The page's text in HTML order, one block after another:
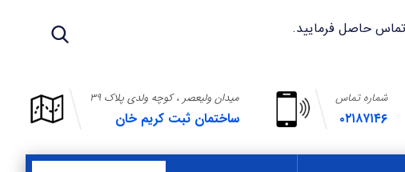
میدان ولیعصر ، کوچه ولدی پلاک ۳۹
ساختمان ثبت کریم خان
شماره تماس
۰۲۱۸۷۱۴۶